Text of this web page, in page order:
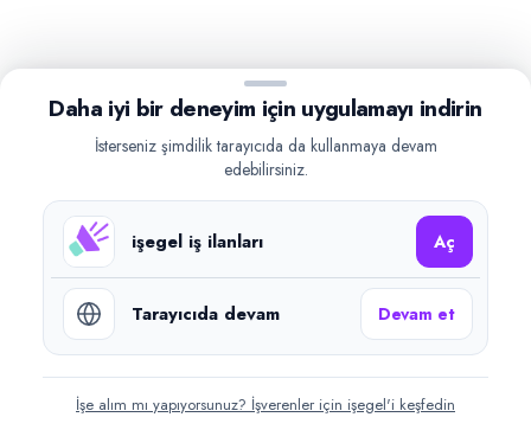
Daha iyi bir deneyim için uygulamayı indirin
İsterseniz şimdilik tarayıcıda da kullanmaya devam
edebilirsiniz.
işegel iş ilanları Aç
Tarayıcıda devam Devam et
İşe alım mı yapıyorsunuz? İşverenler için işegel'i keşfedin